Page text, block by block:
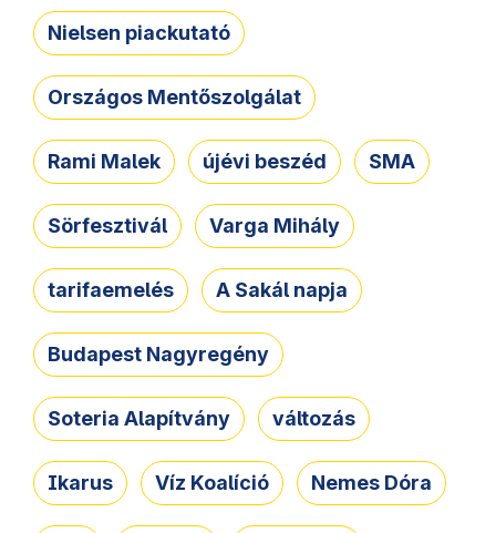
Nielsen piackutató
Országos Mentőszolgálat
Rami Malek újévi beszéd SMA
Sörfesztivál Varga Mihály
tarifaemelés A Sakál napja
Budapest Nagyregény
Soteria Alapítvány változás
Ikarus Víz Koalíció Nemes Dóra